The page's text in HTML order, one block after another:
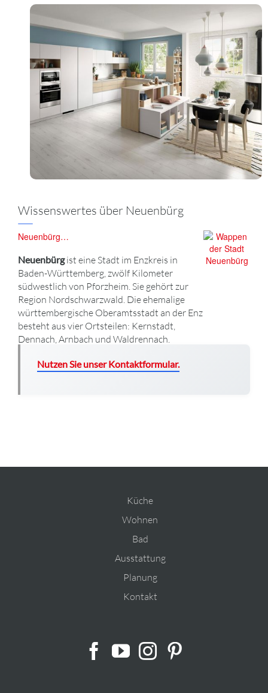
Wissenswertes über Neuenbürg
Neuenbürg…
Neuenbürgist eine Stadt im Enzkreis in
Baden-Württemberg, zwölf Kilometer
südwestlich von Pforzheim. Sie gehört zur
Region Nordschwarzwald. Die ehemalige
württembergische Oberamtsstadt an der Enz
besteht aus vier Ortsteilen: Kernstadt,
Dennach, Arnbach und Waldrennach.
Nutzen Sie unser Kontaktformular.
Küche
Wohnen
Bad
Ausstattung
Planung
Kontakt